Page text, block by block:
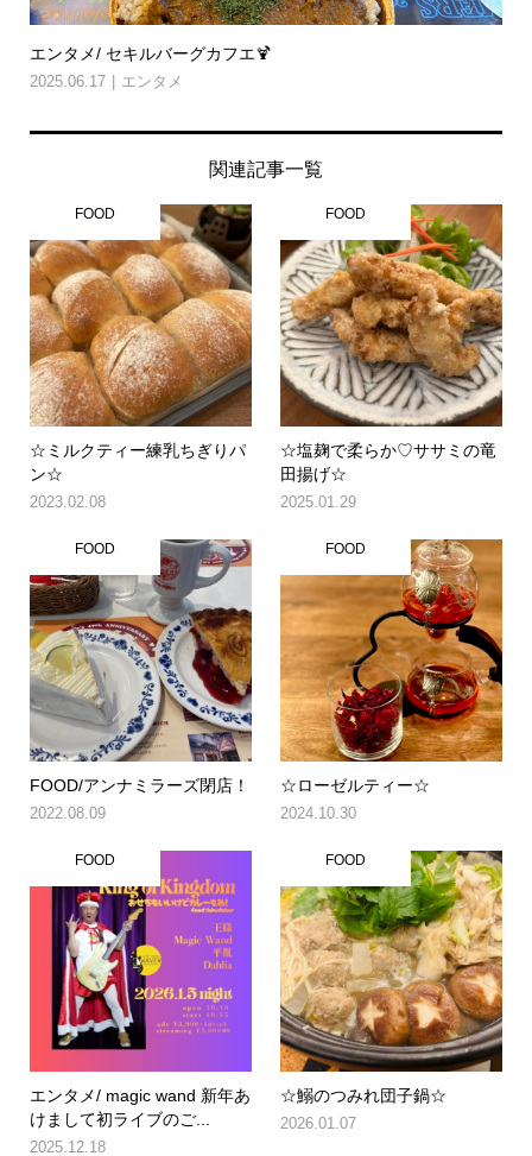
エンタメ/ セキルバーグカフエ🍹
2025.06.17 エンタメ
関連記事一覧
FOOD
☆ミルクティー練乳ちぎりパ
ン☆
2023.02.08
FOOD
☆塩麹で柔らか♡ササミの竜
田揚げ☆
2025.01.29
FOOD
FOOD/アンナミラーズ閉店！
2022.08.09
FOOD
☆ローゼルティー☆
2024.10.30
FOOD
エンタメ/ magic wand 新年あ
けまして初ライブのご...
2025.12.18
FOOD
☆鰯のつみれ団子鍋☆
2026.01.07